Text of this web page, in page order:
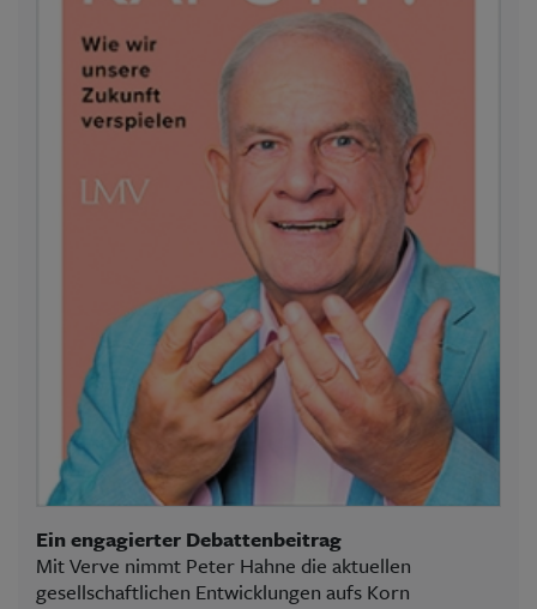
Ein engagierter Debattenbeitrag
Mit Verve nimmt Peter Hahne die aktuellen
gesellschaftlichen Entwicklungen aufs Korn